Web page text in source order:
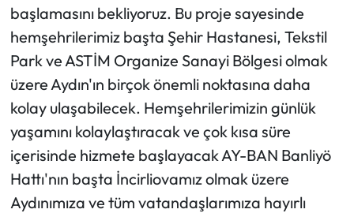
başlamasını bekliyoruz. Bu proje sayesinde
hemşehrilerimiz başta Şehir Hastanesi, Tekstil
Park ve ASTİM Organize Sanayi Bölgesi olmak
üzere Aydın'ın birçok önemli noktasına daha
kolay ulaşabilecek. Hemşehrilerimizin günlük
yaşamını kolaylaştıracak ve çok kısa süre
içerisinde hizmete başlayacak AY-BAN Banliyö
Hattı'nın başta İncirliovamız olmak üzere
Aydınımıza ve tüm vatandaşlarımıza hayırlı